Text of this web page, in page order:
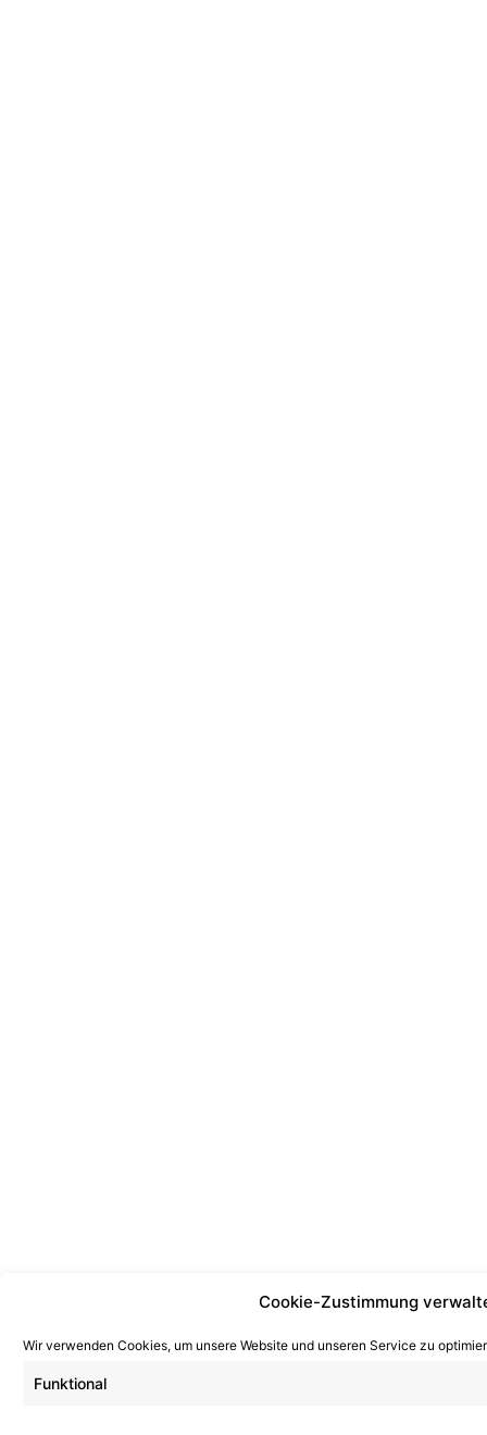
Cookie-Zustimmung
Wir verwenden Cookies, um unsere Website und unseren Service zu
Funktional